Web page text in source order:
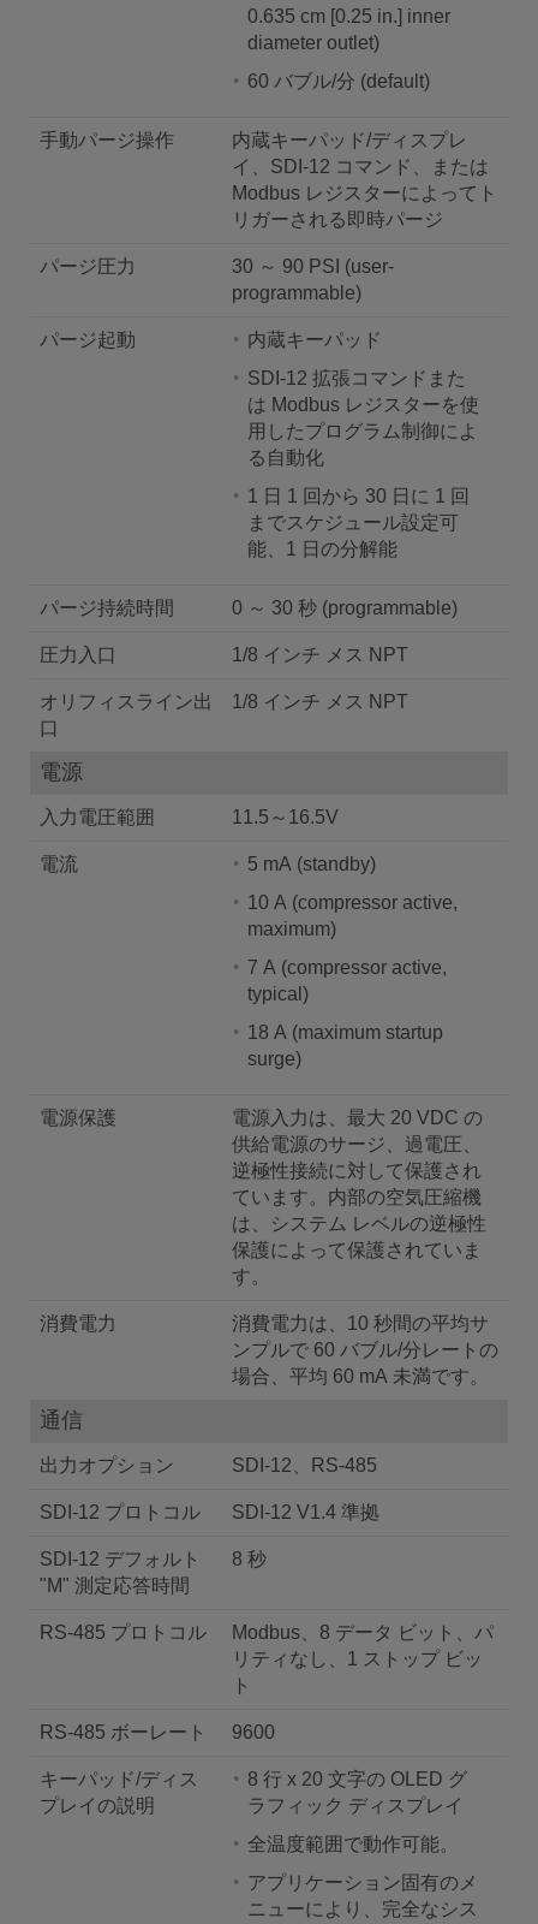
0.635 cm [0.25 in.] inner
diameter outlet)
60 バブル/分 (default)
手動パージ操作
内蔵キーパッド/ディスプレ
イ、SDI-12 コマンド、または
Modbus レジスターによってト
リガーされる即時パージ
パージ圧力
30 ～ 90 PSI (user-
programmable)
パージ起動
内蔵キーパッド
SDI-12 拡張コマンドまた
は Modbus レジスターを使
用したプログラム制御によ
る自動化
1 日 1 回から 30 日に 1 回
までスケジュール設定可
能、1 日の分解能
パージ持続時間 0 ～ 30 秒 (programmable)
圧力入口 1/8 インチ メス NPT
オリフィスライン出
口
1/8 インチ メス NPT
電源
入力電圧範囲 11.5～16.5V
電流
5 mA (standby)
10 A (compressor active,
maximum)
7 A (compressor active,
typical)
18 A (maximum startup
surge)
電源保護
電源入力は、最大 20 VDC の
供給電源のサージ、過電圧、
逆極性接続に対して保護され
ています。内部の空気圧縮機
は、システム レベルの逆極性
保護によって保護されていま
す。
消費電力
消費電力は、10 秒間の平均サ
ンプルで 60 バブル/分レートの
場合、平均 60 mA 未満です。
通信
出力オプション SDI-12、RS-485
SDI-12 プロトコル SDI-12 V1.4 準拠
SDI-12 デフォルト
"M" 測定応答時間
8 秒
RS-485 プロトコル
Modbus、8 データ ビット、パ
リティなし、1 ストップ ビッ
ト
RS-485 ボーレート 9600
キーパッド/ディス
プレイの説明
8 行 x 20 文字の OLED グ
ラフィック ディスプレイ
全温度範囲で動作可能。
アプリケーション固有のメ
ニューにより、完全なシス